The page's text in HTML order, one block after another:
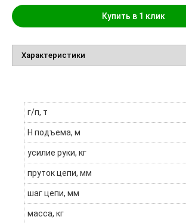
Купить в 1 клик
Характеристики
г/п, т
H подъема, м
усилие руки, кг
пруток цепи, мм
шаг цепи, мм
масса, кг